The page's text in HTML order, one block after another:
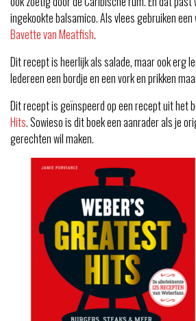
ingekookte balsamico. Als vlees gebruiken een
Bavette van Meatfish.
Dit recept is heerlijk als salade, maar ook erg
Iedereen een bordje en een vork en prikken
Dit recept is geïnspeerd op een recept uit het
Hits. Sowieso is dit boek een aanrader als je
gerechten wil maken.